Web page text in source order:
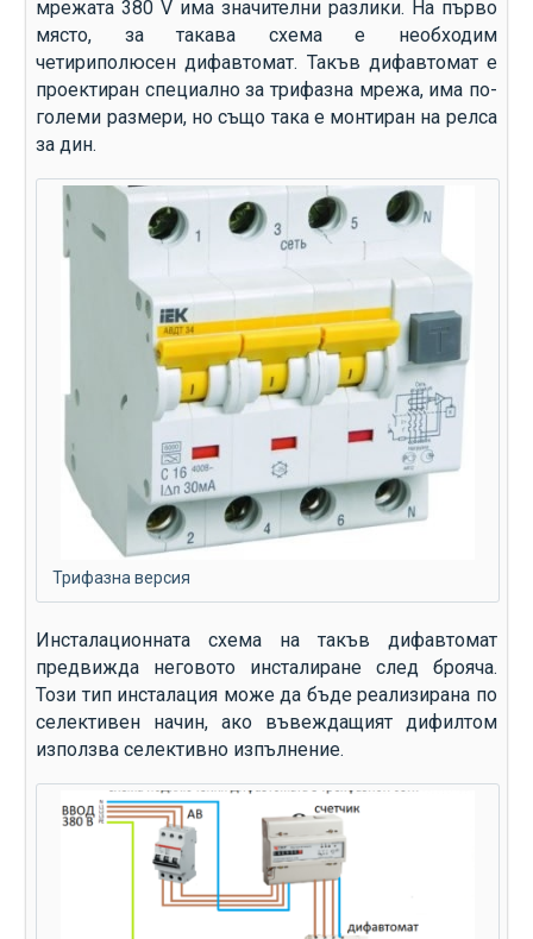
мрежата 380 V има значителни разлики. На първо
място, за такава схема е необходим
четириполюсен дифавтомат. Такъв дифавтомат е
проектиран специално за трифазна мрежа, има по-
големи размери, но също така е монтиран на релса
за дин.
Трифазна версия
Инсталационната схема на такъв дифавтомат
предвижда неговото инсталиране след брояча.
Този тип инсталация може да бъде реализирана по
селективен начин, ако въвеждащият дифилтом
използва селективно изпълнение.